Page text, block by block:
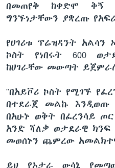
በመጠየቅ ከቀድሞ ቅኝ
ግንኙነታቸውን ያቋረጡ
የሀገሪቱ ፕሬዝዳንት አልሳን
ኮስት የነበሩት 600
ከሀገራቸው መውጣት
"በአይቮሪ ኮስት የሚገኙ
በተደራጀ መልኩ እንዲወጡ
በአሁኑ ወቅት በፈረንሳይ
አንድ ሻለቃ ወታደራዊ ክንፍ
መወሰኑን ጨምረው
ይህ የኦታራ ውሳኔ